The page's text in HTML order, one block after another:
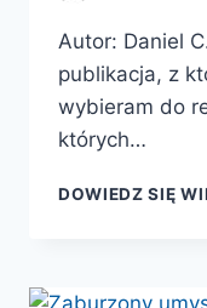
Autor: Daniel
publikacja, z
wybieram do
których…
DOWIEDZ SIĘ